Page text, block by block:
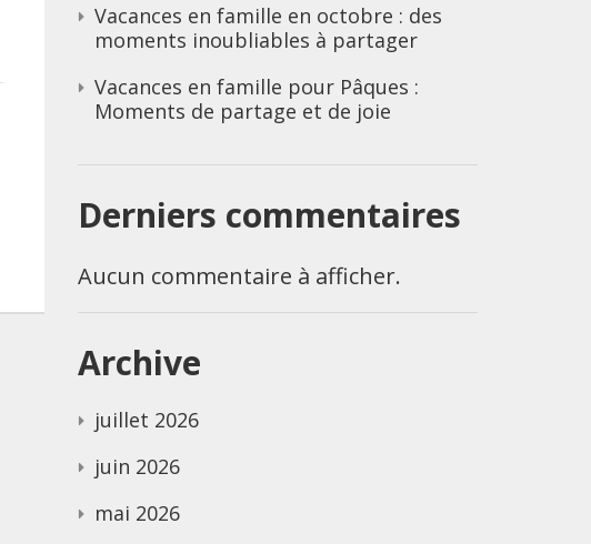
Vacances en famille en octobre : des
moments inoubliables à partager
Vacances en famille pour Pâques :
Moments de partage et de joie
Derniers commentaires
Aucun commentaire à afficher.
Archive
juillet 2026
juin 2026
mai 2026